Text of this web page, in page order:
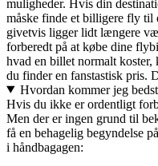
muligheder. Hvis din
måske finde et billigere fly til
givetvis ligger lidt længere
forberedt på at købe dine
hvad en billet normalt koster,
du finder en fanstastisk pris.
Hvordan kommer jeg
Hvis du ikke er ordentligt
Men der er ingen grund til
få en behagelig begyndelse
i håndbagagen: